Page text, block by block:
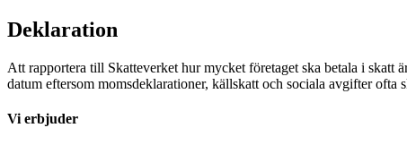
Deklaration
Att rapportera till Skatteverket hur mycket företaget ska betala i skatt
datum eftersom momsdeklarationer, källskatt och sociala avgifter ofta
Vi erbjuder